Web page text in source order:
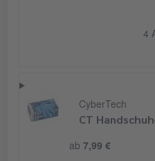
4
CyberTech
CT
ab 7,99 €